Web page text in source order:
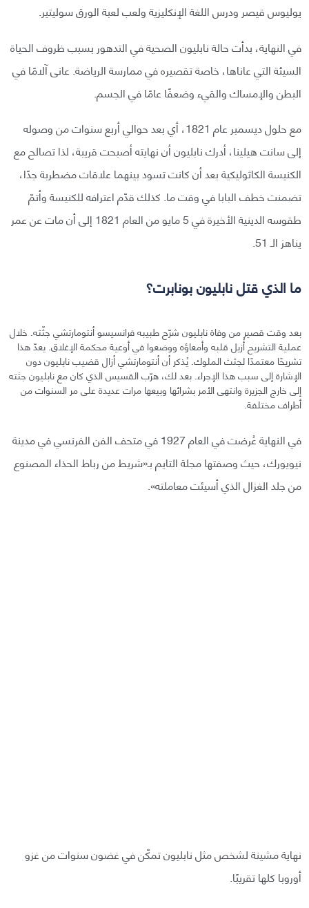
يوليوس قيصر ودرس اللغة الإنكليزية ولعب لعبة الورق سوليتير.
في النهاية، بدأت حالة نابليون الصحية في التدهور بسبب ظروف الحياة
السيئة التي عاناها، خاصة تقصيره في ممارسة الرياضة. عانى آلامًا في
البطن والإمساك والقيء وضعفًا عامًا في الجسم.
مع حلول ديسمبر عام 1821، أي بعد حوالي أربع سنوات من وصوله
إلى سانت هيلينا، أدرك نابليون أن نهايته أصبحت قريبة، لذا تصالح مع
الكنيسة الكاثوليكية بعد أن كانت تسود بينهما علاقات مضطربة جدًا،
تضمنت خطف البابا في وقت ما. كذلك قدّم اعترافه للكنيسة وأتمّ
طقوسه الدينية الأخيرة في 5 مايو من العام 1821 إلى أن مات عن عمر
يناهز الـ 51.
ما الذي قتل نابليون بونابرت؟
بعد وقت قصير من وفاة نابليون شرّح طبيبه فرانسيسو أنتومارتشي جثّته. خلال
عملية التشريح أُزيل قلبه وأمعاؤه ووضعوا في أوعية محكمة الإغلاق. يعدّ هذا
تشريحًا معتمدًا لجثث الملوك. يُذكر أن أنتومارتشي أزال قضيب نابليون دون
الإشارة إلى سبب هذا الإجراء. بعد لك، هرّب القسيس الذي كان مع نابليون جثته
إلى خارج الجزيرة وانتهى الأمر بشرائها وبيعها مرات عديدة على مر السنوات من
أطراف مختلفة.
في النهاية عُرضت في العام 1927 في متحف الفن الفرنسي في مدينة
نيويورك، حيث وصفتها مجلة التايم بـ«شريط من رباط الحذاء المصنوع
من جلد الغزال الذي أسيئت معاملته».
نهاية مشينة لشخص مثل نابليون تمكّن في غضون سنوات من غزو
أوروبا كلها تقريبًا.